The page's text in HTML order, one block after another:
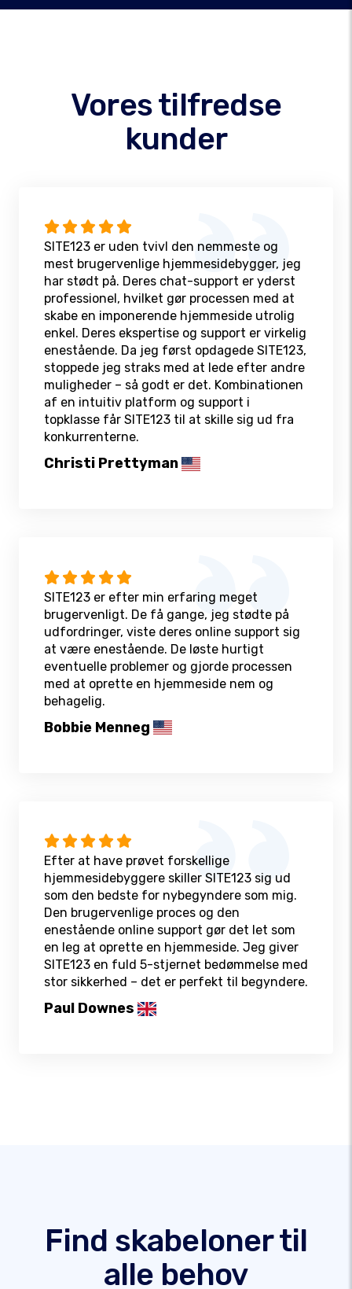
Vores tilfredse
kunder
SITE123 er uden tvivl den nemmeste og
mest brugervenlige hjemmesidebygger, jeg
har stødt på. Deres chat-support er yderst
professionel, hvilket gør processen med at
skabe en imponerende hjemmeside utrolig
enkel. Deres ekspertise og support er virkelig
enestående. Da jeg først opdagede SITE123,
stoppede jeg straks med at lede efter andre
muligheder – så godt er det. Kombinationen
af en intuitiv platform og support i
topklasse får SITE123 til at skille sig ud fra
konkurrenterne.
Christi Prettyman
SITE123 er efter min erfaring meget
brugervenligt. De få gange, jeg stødte på
udfordringer, viste deres online support sig
at være enestående. De løste hurtigt
eventuelle problemer og gjorde processen
med at oprette en hjemmeside nem og
behagelig.
Bobbie Menneg
Efter at have prøvet forskellige
hjemmesidebyggere skiller SITE123 sig ud
som den bedste for nybegyndere som mig.
Den brugervenlige proces og den
enestående online support gør det let som
en leg at oprette en hjemmeside. Jeg giver
SITE123 en fuld 5-stjernet bedømmelse med
stor sikkerhed – det er perfekt til begyndere.
Paul Downes
Find skabeloner til
alle behov